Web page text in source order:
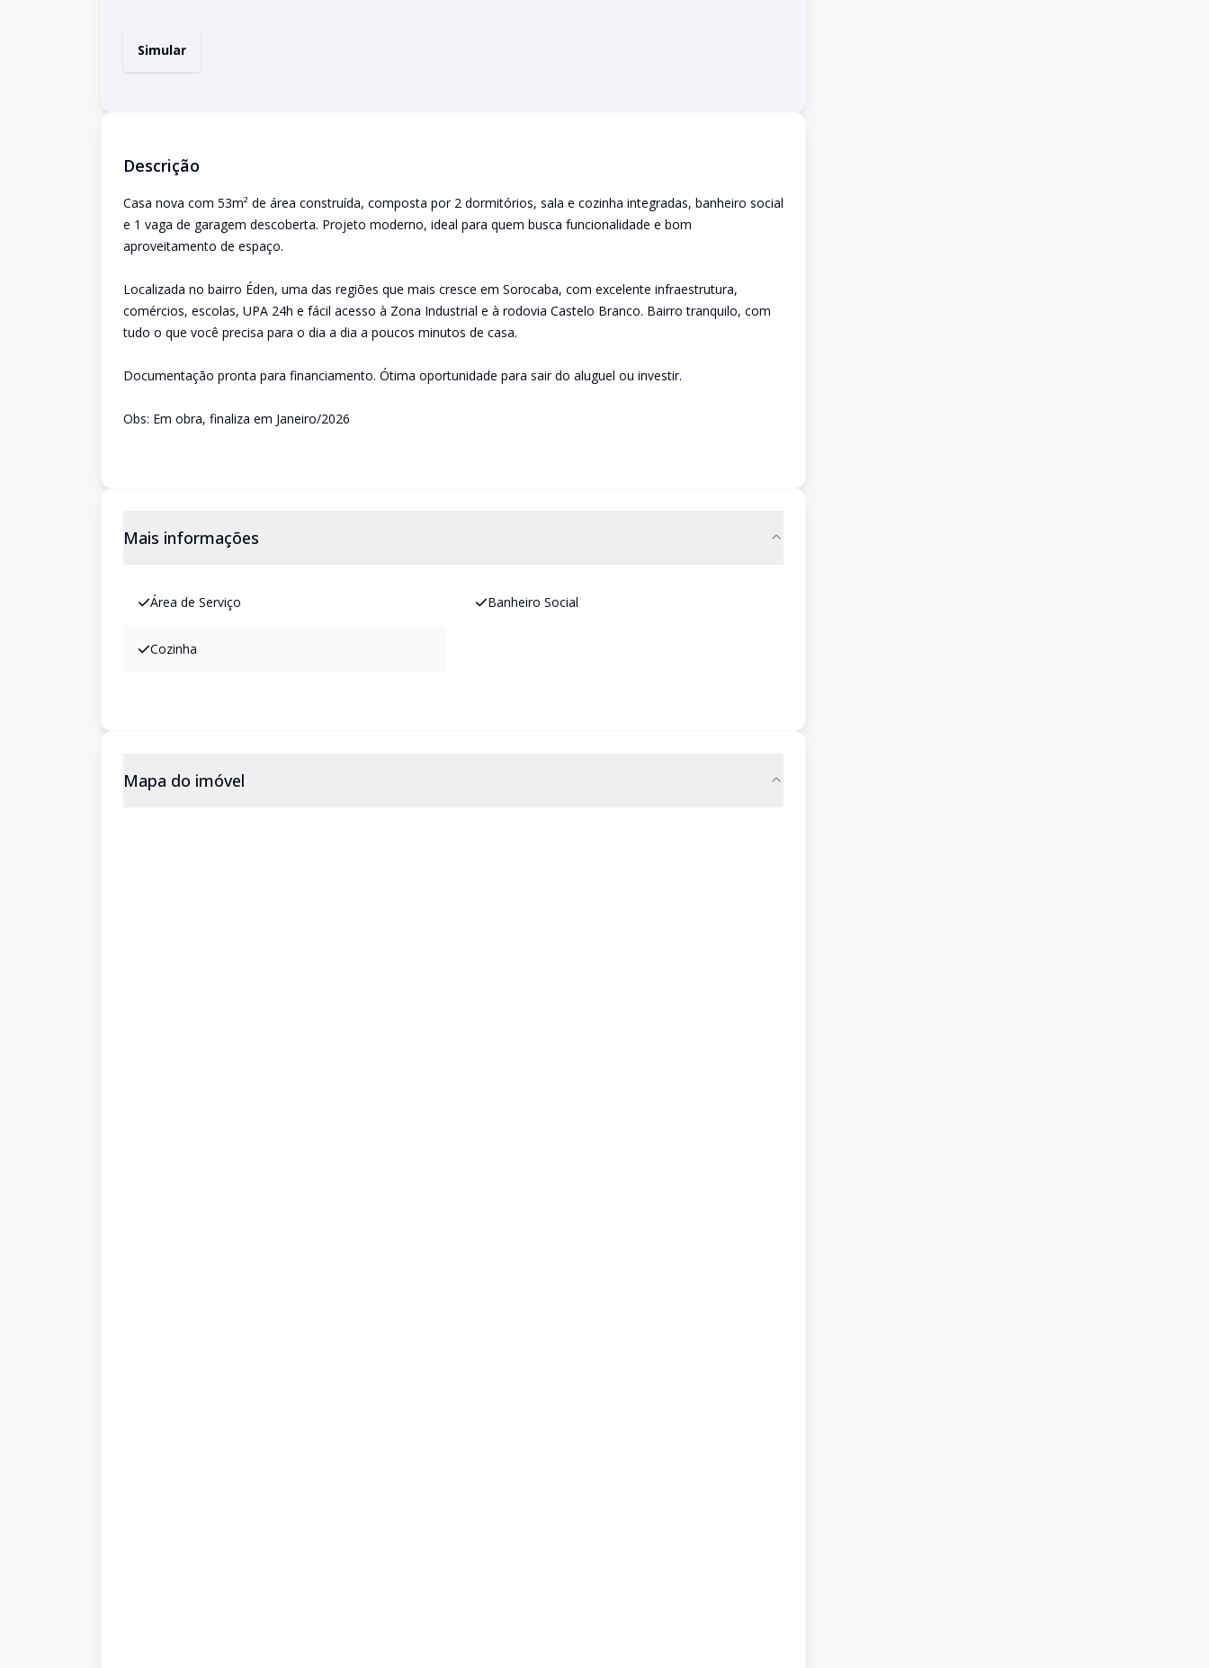
Simular
Descrição
Casa nova com 53m² de área construída, composta por 2 dormitórios, sala e cozinha integradas, banheiro social
e 1 vaga de garagem descoberta. Projeto moderno, ideal para quem busca funcionalidade e bom
aproveitamento de espaço.
Localizada no bairro Éden, uma das regiões que mais cresce em Sorocaba, com excelente infraestrutura,
comércios, escolas, UPA 24h e fácil acesso à Zona Industrial e à rodovia Castelo Branco. Bairro tranquilo, com
tudo o que você precisa para o dia a dia a poucos minutos de casa.
Documentação pronta para financiamento. Ótima oportunidade para sair do aluguel ou investir.
Obs: Em obra, finaliza em Janeiro/2026
Mais informações
Área de Serviço Banheiro Social
Cozinha
Mapa do imóvel